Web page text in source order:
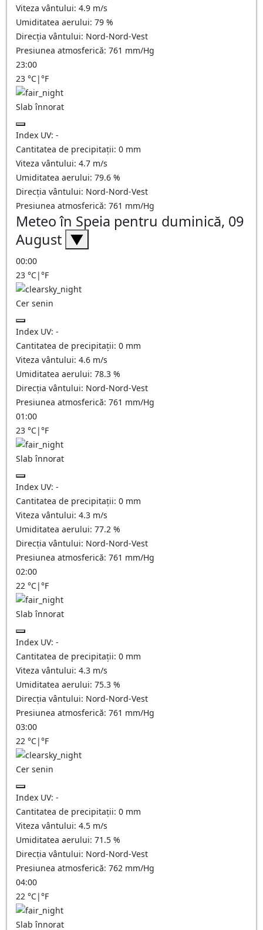
Viteza vântului: 4.9 m/s
Umiditatea aerului: 79 %
Direcția vântului: Nord-Nord-Vest
Presiunea atmosferică: 761 mm/Hg
23:00
23 °C|°F
Slab înnorat
Index UV: -
Cantitatea de precipitații: 0 mm
Viteza vântului: 4.7 m/s
Umiditatea aerului: 79.6 %
Direcția vântului: Nord-Nord-Vest
Presiunea atmosferică: 761 mm/Hg
Meteo în Speia pentru duminică, 09
August ▼
00:00
23 °C|°F
Cer senin
Index UV: -
Cantitatea de precipitații: 0 mm
Viteza vântului: 4.6 m/s
Umiditatea aerului: 78.3 %
Direcția vântului: Nord-Nord-Vest
Presiunea atmosferică: 761 mm/Hg
01:00
23 °C|°F
Slab înnorat
Index UV: -
Cantitatea de precipitații: 0 mm
Viteza vântului: 4.3 m/s
Umiditatea aerului: 77.2 %
Direcția vântului: Nord-Nord-Vest
Presiunea atmosferică: 761 mm/Hg
02:00
22 °C|°F
Slab înnorat
Index UV: -
Cantitatea de precipitații: 0 mm
Viteza vântului: 4.3 m/s
Umiditatea aerului: 75.3 %
Direcția vântului: Nord-Nord-Vest
Presiunea atmosferică: 761 mm/Hg
03:00
22 °C|°F
Cer senin
Index UV: -
Cantitatea de precipitații: 0 mm
Viteza vântului: 4.5 m/s
Umiditatea aerului: 71.5 %
Direcția vântului: Nord-Nord-Vest
Presiunea atmosferică: 762 mm/Hg
04:00
22 °C|°F
Slab înnorat